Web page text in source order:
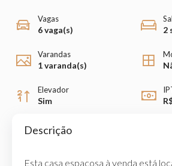
Vagas
6 vaga(s) 2
Varandas
1 varanda(s)
Elevador
Sim
Descrição
Esta casa espaçosa à venda está